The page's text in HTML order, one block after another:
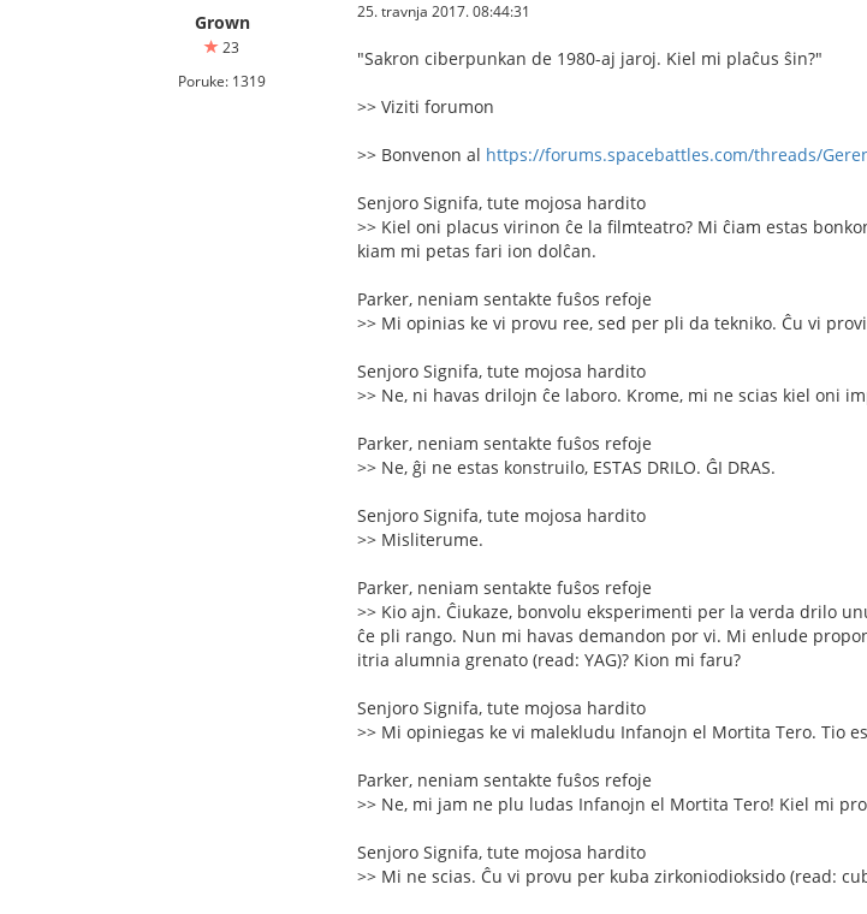
Grown
23
Poruke: 1319
25. travnja 2017. 08:44:31
"Sakron ciberpunkan de 1980-aj jaroj. Kiel mi plaĉus ŝin?"
>> Viziti forumon
>> Bonvenon al https://forums.spacebattles.com/threads/
Senjoro Signifa, tute mojosa hardito
>> Kiel oni placus virinon ĉe la filmteatro? Mi ĉiam estas
kiam mi petas fari ion dolĉan.
Parker, neniam sentakte fuŝos refoje
>> Mi opinias ke vi provu ree, sed per pli da tekniko. Ĉu vi
Senjoro Signifa, tute mojosa hardito
>> Ne, ni havas drilojn ĉe laboro. Krome, mi ne scias kiel oni
Parker, neniam sentakte fuŝos refoje
>> Ne, ĝi ne estas konstruilo, ESTAS DRILO. ĜI DRAS.
Senjoro Signifa, tute mojosa hardito
>> Misliterume.
Parker, neniam sentakte fuŝos refoje
>> Kio ajn. Ĉiukaze, bonvolu eksperimenti per la verda drilo
ĉe pli rango. Nun mi havas demandon por vi. Mi enlude
itria alumnia grenato (read: YAG)? Kion mi faru?
Senjoro Signifa, tute mojosa hardito
>> Mi opiniegas ke vi malekludu Infanojn el Mortita Tero. Tio
Parker, neniam sentakte fuŝos refoje
>> Ne, mi jam ne plu ludas Infanojn el Mortita Tero! Kiel mi
Senjoro Signifa, tute mojosa hardito
>> Mi ne scias. Ĉu vi provu per kuba zirkoniodioksido (read: